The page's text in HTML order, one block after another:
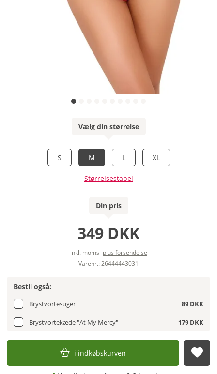
Vælg din størrelse
S M L XL
Størrelsestabel
Din pris
349 DKK
inkl. moms- plus forsendelse
Varenr.: 26444443031
Bestil også:
Brystvortesuger 89 DKK
Brystvortekæde "At My Mercy" 179 DKK
i indkøbskurven